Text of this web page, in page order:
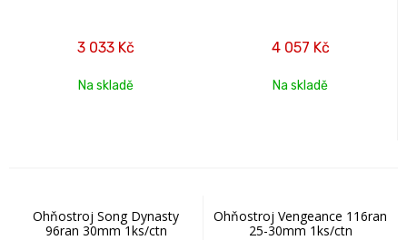
3 033 Kč
Na skladě
4 057 Kč
Na skladě
Ohňostroj Song Dynasty
96ran 30mm 1ks/ctn
Ohňostroj Vengeance 116ran
25-30mm 1ks/ctn